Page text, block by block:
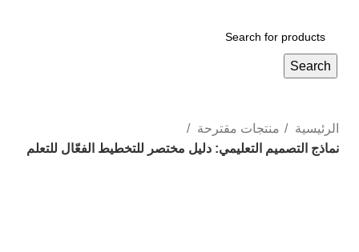
Search
الرئيسية
منتجات مقترحة
نماذج التصميم التعليمي: دليل مختصر للتخطيط الفعّال للتعلم